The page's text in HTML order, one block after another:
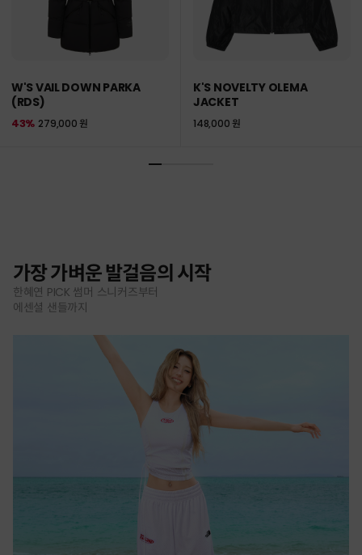
W'S VAIL DOWN PARKA
(RDS)
279,000 원
43%
K'S NOVELTY OLEMA
JACKET
148,000 원
가장 가벼운 발걸음의 시작
한혜연 PICK 썸머 스니커즈부터
에센셜 샌들까지